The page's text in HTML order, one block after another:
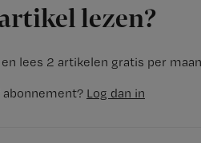
lezen?
lees 2 artikelen gratis per
Log dan in